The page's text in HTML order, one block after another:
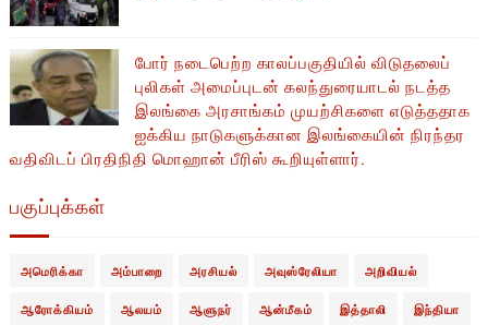
போர் நடைபெற்ற காலப்பகுதியில் ​​விடுதலைப்
புலிகள் அமைப்புடன் கலந்துரையாடல் நடத்த
இலங்கை அரசாங்கம் முயற்சிகளை எடுத்ததாக
ஐக்கிய நாடுகளுக்கான இலங்கையின் நிரந்தர
வதிவிடப் பிரதிநிதி மொஹான் பீரிஸ் கூறியுள்ளார்.
பகுப்புக்கள்
அமெரிக்கா அம்பாறை அரசியல் அவுஸ்ரேலியா அறிவியல்
ஆரோக்கியம் ஆலயம் ஆளுநர் ஆன்மீகம் இத்தாலி இந்தியா